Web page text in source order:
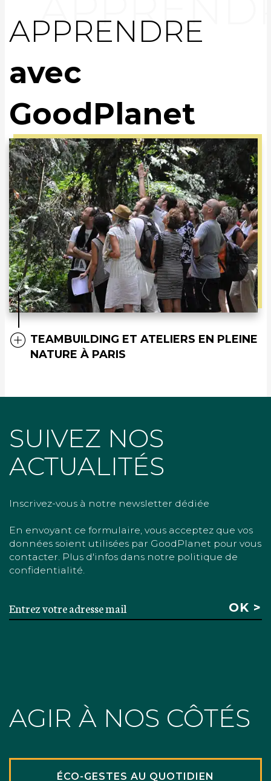
APPRENDRE
avec
GoodPlanet
TEAMBUILDING ET ATELIERS EN PLEINE
NATURE À PARIS
SUIVEZ NOS
ACTUALITÉS
Inscrivez-vous à notre newsletter dédiée
En envoyant ce formulaire, vous acceptez que vos
données soient utilisées par GoodPlanet pour vous
contacter. Plus d'infos dans notre politique de
confidentialité.
AGIR À NOS CÔTÉS
ÉCO-GESTES AU QUOTIDIEN